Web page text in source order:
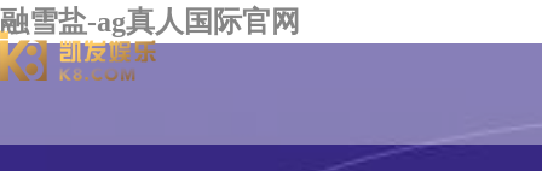
融雪盐-ag真人国际官网